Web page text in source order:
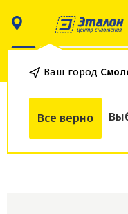
Ваш город
Все верно
О товаре